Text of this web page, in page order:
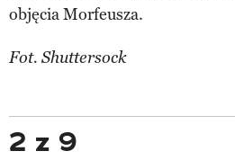
objęcia Morfeusza.
Fot. Shuttersock
2 z 9